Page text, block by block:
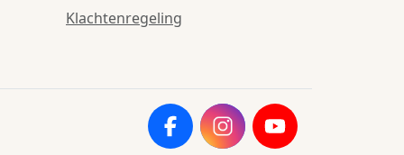
Klachtenregeling